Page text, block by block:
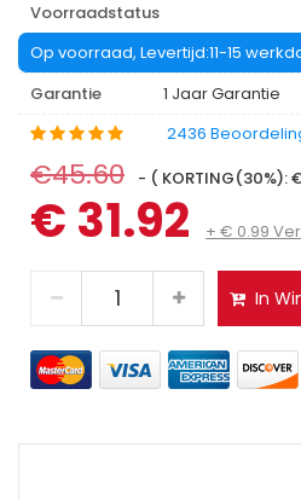
Voorraadstatus
Op voorraad, Levertijd:11-15
Garantie
1 Jaar Garantie
2436
€45.60 - ( KORTING(30%):
€ 31.92 + € 0.99
In